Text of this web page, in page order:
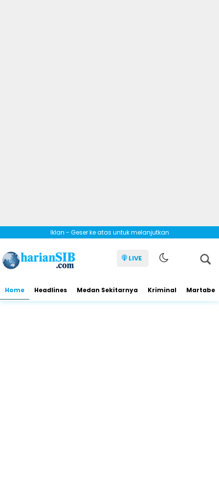
Iklan - Geser ke atas untuk melanjutkan
LIVE
Home Headlines Medan Sekitarnya Kriminal Martabe